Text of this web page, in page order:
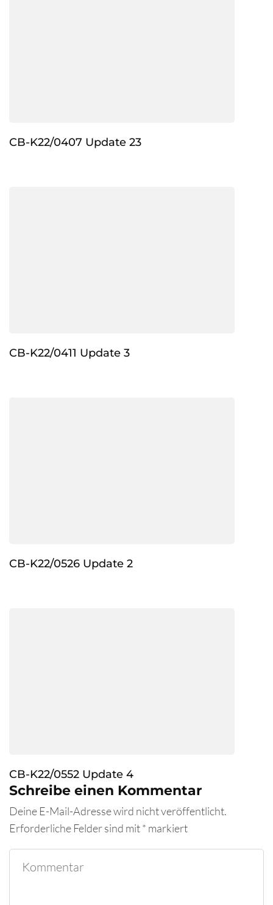
CB-K22/0407 Update 23
CB-K22/0411 Update 3
CB-K22/0526 Update 2
CB-K22/0552 Update 4
Schreibe einen Kommentar
Deine E-Mail-Adresse wird nicht veröffentlicht.
Erforderliche Felder sind mit* markiert